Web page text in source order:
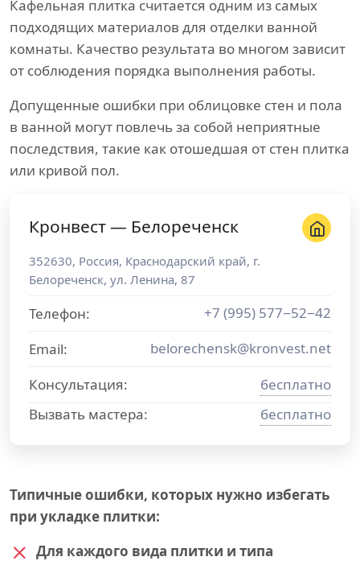
Кафельная плитка считается одним из самых
подходящих материалов для отделки ванной
комнаты. Качество результата во многом зависит
от соблюдения порядка выполнения работы.
Допущенные ошибки при облицовке стен и пола
в ванной могут повлечь за собой неприятные
последствия, такие как отошедшая от стен плитка
или кривой пол.
Кронвест — Белореченск
352630, Россия, Краснодарский край, г.
Белореченск, ул. Ленина, 87
Телефон:
+7 (995) 577−52−42
Email:
belorechensk@kronvest.net
Консультация:
бесплатно
Вызвать мастера:
бесплатно
Типичные ошибки, которых нужно избегать
при укладке плитки:
Для каждого вида плитки и типа